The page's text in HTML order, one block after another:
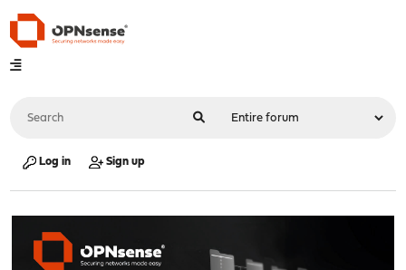
Log in Sign up